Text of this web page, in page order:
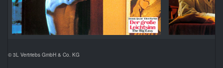
© 3L Vertriebs GmbH & Co. KG